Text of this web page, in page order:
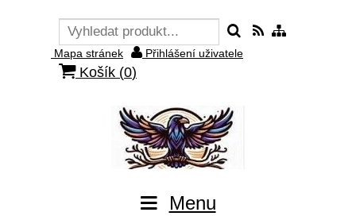
Mapa stránek Přihlášení uživatele
Košík (0)
Menu